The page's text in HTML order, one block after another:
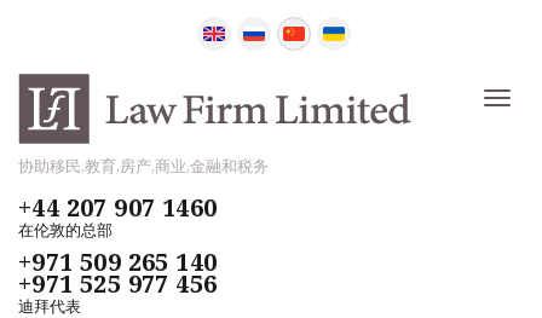
协助移民,教育,房产,商业,金融和税务
+44 207 907 1460
在伦敦的总部
+971 509 265 140
+971 525 977 456
迪拜代表